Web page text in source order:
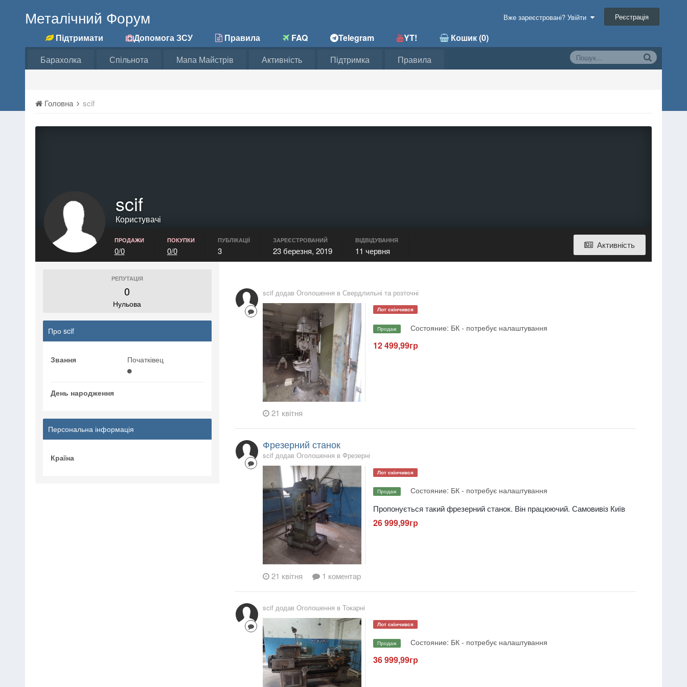
Металічний Форум
Підтримати Допомога ЗСУ Правила FAQ Telegram YT! Кошик (0)
Вже зареєстровані? Увійти Реєстрація
Барахолка Спільнота Мапа Майстрів Активність Підтримка Правила
Головна scif
scif
Користувачі
Активність
ПРОДАЖИ
0/0
ПОКУПКИ
0/0
ПУБЛІКАЦІЇ
3
ЗАРЕЄСТРОВАНИЙ
23 березня, 2019
ВІДВІДУВАННЯ
11 червня
РЕПУТАЦІЯ
0
Нульова
Про scif
Звання Початківец
День народження
Персональна інформація
Країна
scif додав Оголошення в Свердлильні та розточні
Лот скінчився
Продаж Состояние: БК - потребує налаштування
12 499,99гр
21 квітня
Фрезерний станок
scif додав Оголошення в Фрезерні
Лот скінчився
Продаж Состояние: БК - потребує налаштування
Пропонується такий фрезерний станок. Він працюючий. Самовивіз Київ
26 999,99гр
21 квітня 1 коментар
scif додав Оголошення в Токарні
Лот скінчився
Продаж Состояние: БК - потребує налаштування
36 999,99гр